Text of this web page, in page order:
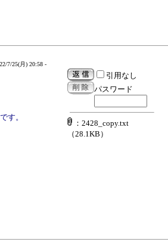
7/25(月) 20:58 -
す。
引用なし
パスワード
：2428_copy.txt
（28.1KB）